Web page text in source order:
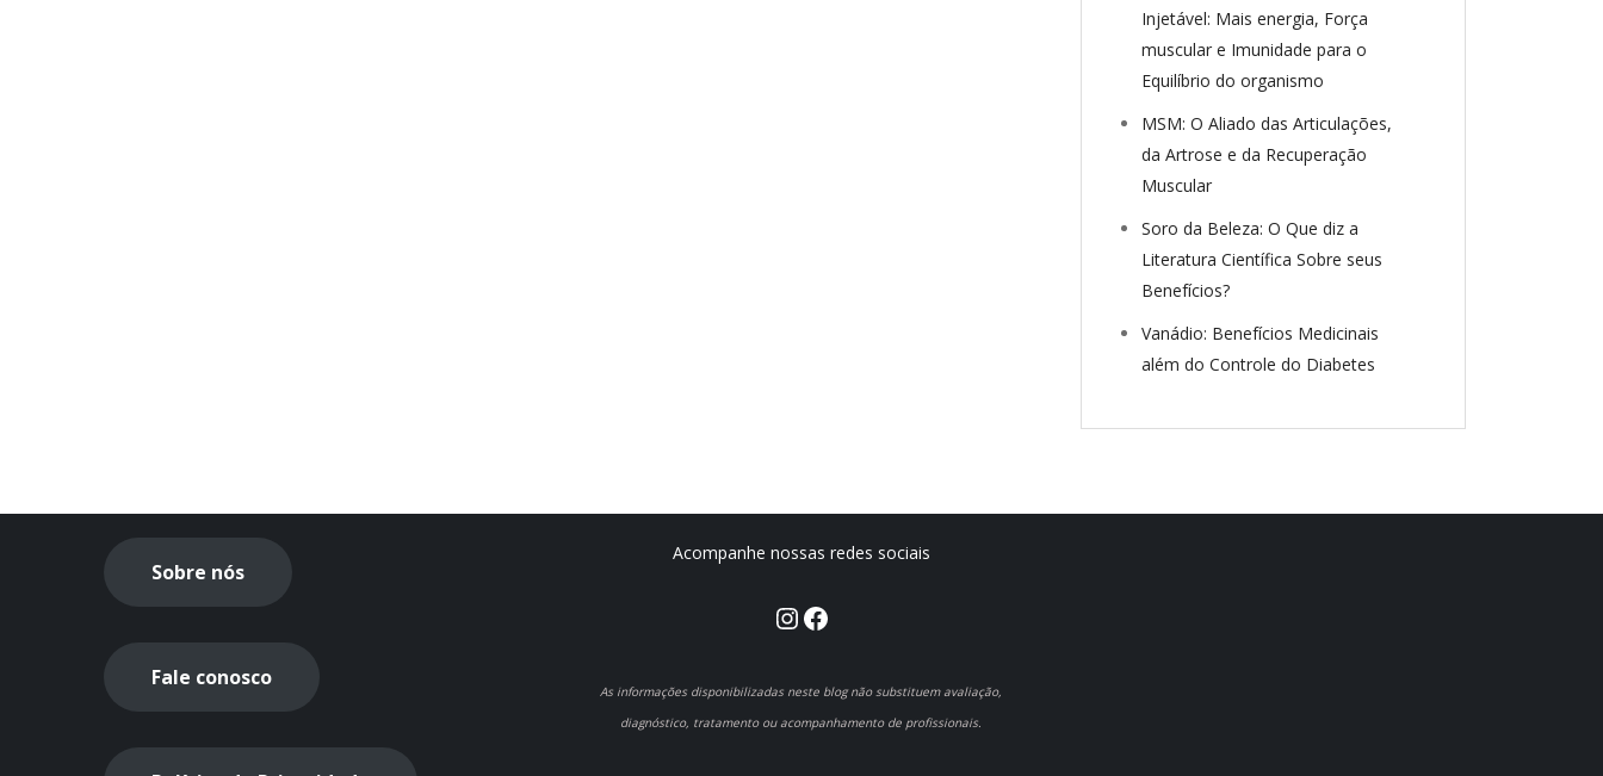
Injetável: Mais energia, Força
muscular e Imunidade para o
Equilíbrio do organismo
MSM: O Aliado das Articulações,
da Artrose e da Recuperação
Muscular
Soro da Beleza: O Que diz a
Literatura Científica Sobre seus
Benefícios?
Vanádio: Benefícios Medicinais
além do Controle do Diabetes
Sobre nós
Fale conosco
Acompanhe nossas redes sociais
Instagram
Facebook
As informações disponibilizadas neste blog não substituem avaliação,
diagnóstico, tratamento ou acompanhamento de profissionais.